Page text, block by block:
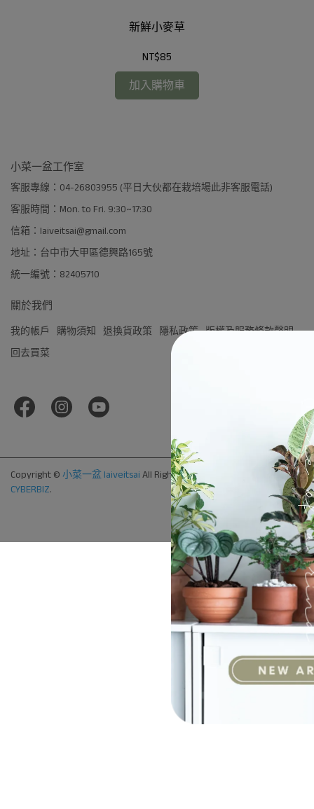
新鮮小麥草
NT$85
加入購物車
小菜一盆工作室
客服專線：04-26803955 (平日大伙都在栽培場此非客服電話)
客服時間：Mon. to Fri. 9:30~17:30
信箱：laiveitsai@gmail.com
地址：台中市大甲區德興路165號
統一編號：82405710
關於我們
我的帳戶 購物須知 退換貨政策 隱私政策
版權及服務條款聲明
回去買菜
Copyright © 小菜一盆 laiveitsai All Rights Reserved.
Designed by
CYBERBIZ.